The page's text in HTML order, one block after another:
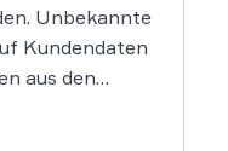
Unbekannte
Kundendaten
aus den
hat, ist